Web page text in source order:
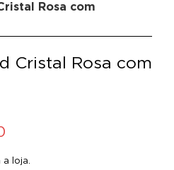
Rosa com
Cristal Rosa com
loja.